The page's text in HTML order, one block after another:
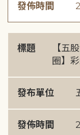
發佈時間
標題
【五
圈】
發布單位
發佈時間